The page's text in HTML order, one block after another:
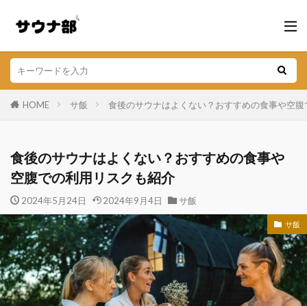
HOME サ飯 食後のサウナはよくない？おすすめの食事や空
食後のサウナはよくない？おすすめの食事や
空腹での利用リスクも紹介
2024年5月24日 2024年9月4日 サ飯
サ飯